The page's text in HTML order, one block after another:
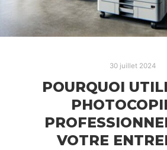
30 juillet 2024
POURQUOI
VOTRE